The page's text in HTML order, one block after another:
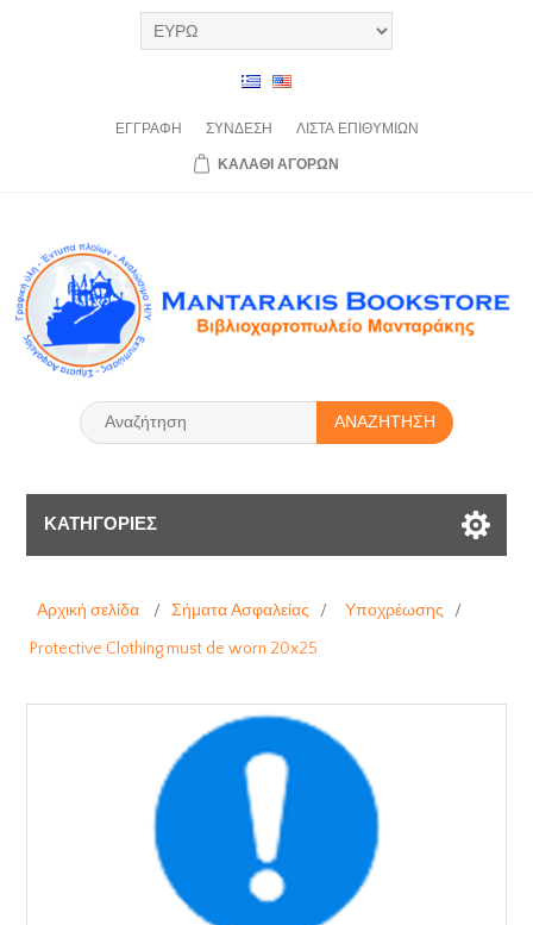
ΕΓΓΡΑΦΉ ΣΎΝΔΕΣΗ ΛΊΣΤΑ ΕΠΙΘΥΜΙΏΝ
ΚΑΛΆΘΙ ΑΓΟΡΏΝ
ΑΝΑΖΉΤΗΣΗ
ΚΑΤΗΓΟΡΊΕΣ
Αρχική σελίδα / Σήματα Ασφαλείας / Υποχρέωσης /
Protective Clothing must de worn 20x25